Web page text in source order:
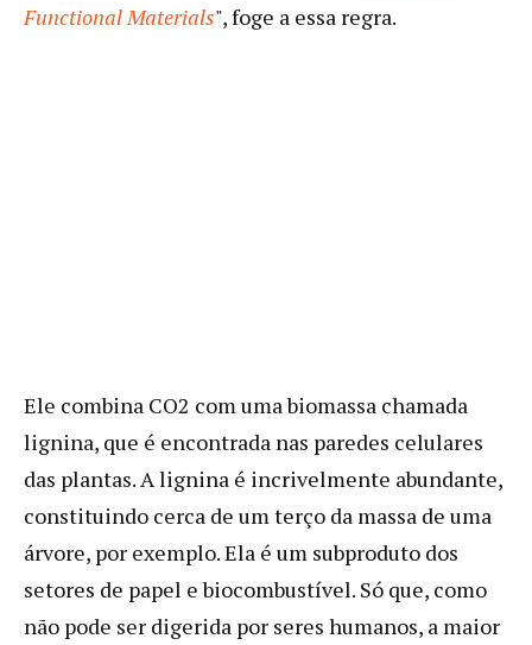
Functional Materials", foge a essa regra.
Ele combina CO2 com uma biomassa chamada
lignina, que é encontrada nas paredes celulares
das plantas. A lignina é incrivelmente abundante,
constituindo cerca de um terço da massa de uma
árvore, por exemplo. Ela é um subproduto dos
setores de papel e biocombustível. Só que, como
não pode ser digerida por seres humanos, a maior